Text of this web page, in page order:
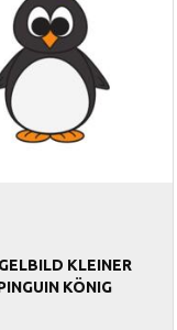
KLEINER
KÖNIG